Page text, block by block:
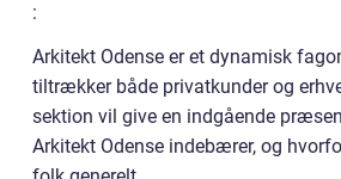
:
Arkitekt Odense er et dynamisk
tiltrækker både privatkunder og
sektion vil give en indgående
Arkitekt Odense indebærer, og